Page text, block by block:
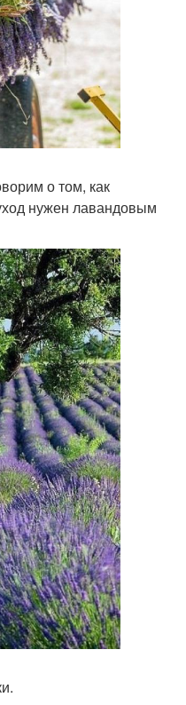
о том, как
нужен лавандовым